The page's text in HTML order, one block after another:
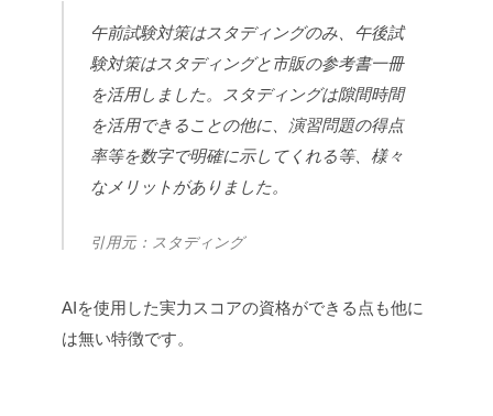
午前試験対策はスタディングのみ、午後試
験対策はスタディングと市販の参考書一冊
を活用しました。スタディングは隙間時間
を活用できることの他に、演習問題の得点
率等を数字で明確に示してくれる等、様々
なメリットがありました。
引用元：スタディング
AIを使用した実力スコアの資格ができる点も他に
は無い特徴です。